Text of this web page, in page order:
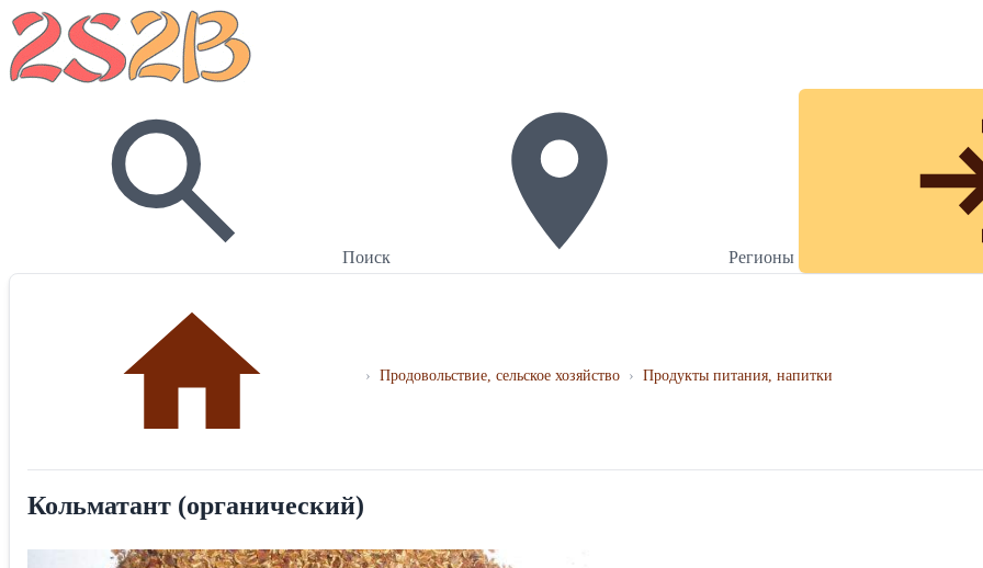
Поиск Регионы
› Продовольствие, сельское хозяйство › Продукты питания, напитки
Кольматант (органический)